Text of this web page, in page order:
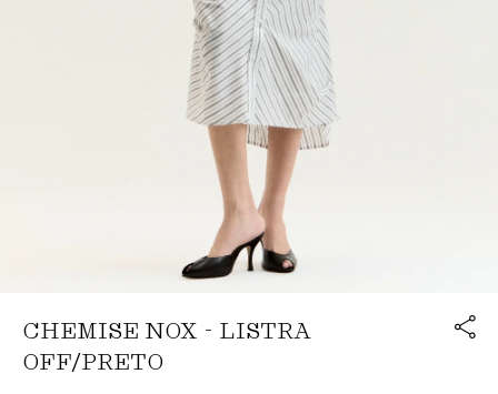
CHEMISE NOX - LISTRA
OFF/PRETO
Link